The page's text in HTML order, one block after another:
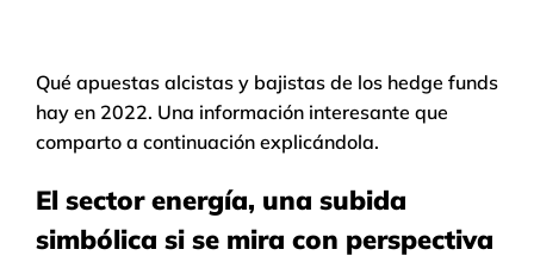
Qué apuestas alcistas y bajistas de los hedge funds
hay en 2022. Una información interesante que
comparto a continuación explicándola.
El sector energía, una subida
simbólica si se mira con perspectiva